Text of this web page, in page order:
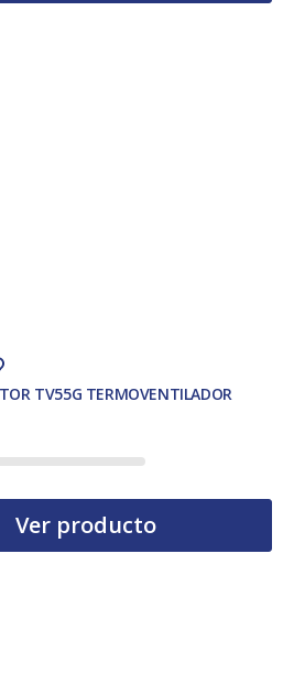
TV55G TERMOVENTILADOR
Ver producto